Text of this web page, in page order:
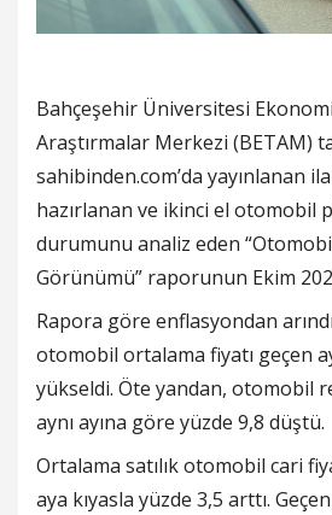
Bahçeşehir Üniversitesi
Araştırmalar Merkezi (BETAM)
sahibinden.com’da yayınlanan
hazırlanan ve ikinci el otomobil
durumunu analiz eden
Görünümü” raporunun Ekim 2025
Rapora göre enflasyondan
otomobil ortalama fiyatı geçen
yükseldi. Öte yandan, otomobil
aynı ayına göre yüzde 9,8 düştü.
Ortalama satılık otomobil cari
aya kıyasla yüzde 3,5 arttı. Geçen